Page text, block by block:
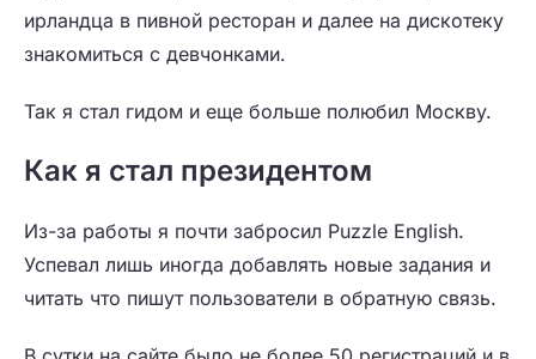
ирландца в пивной ресторан и далее на дискотеку
знакомиться с девчонками.
Так я стал гидом и еще больше полюбил Москву.
Как я стал президентом
Из-за работы я почти забросил Puzzle English.
Успевал лишь иногда добавлять новые задания и
читать что пишут пользователи в обратную связь.